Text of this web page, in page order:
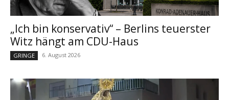
„Ich bin konservativ“ – Berlins teuerster
Witz hängt am CDU-Haus
GRINGE 6. August 2026